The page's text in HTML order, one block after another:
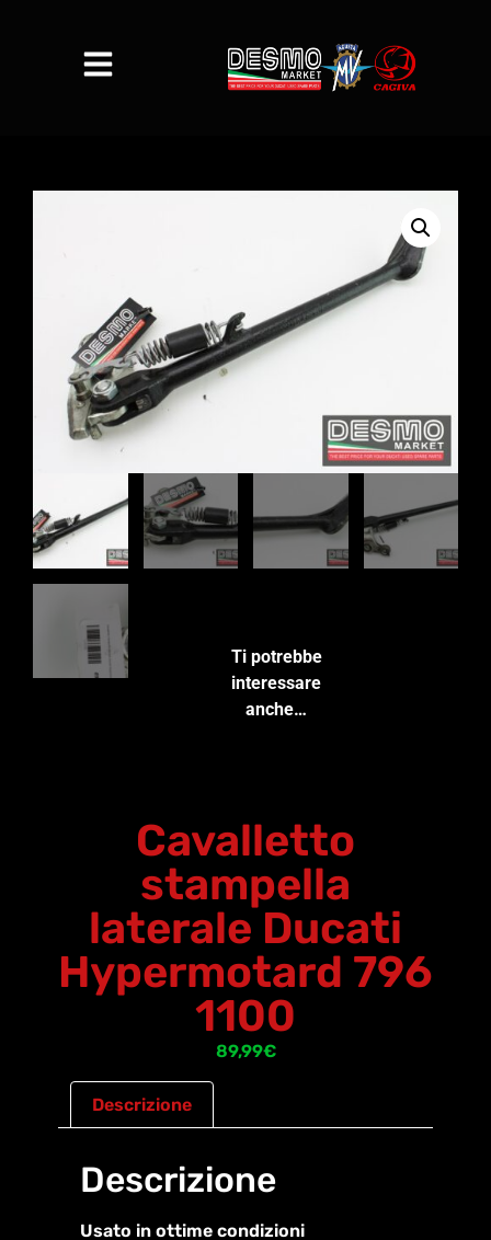
Cavalletto
stampella
laterale Ducati
Hypermotard 796
1100
89,99€
Descrizione
Descrizione
Usato in ottime condizioni
Ti potrebbe
interessare
anche…